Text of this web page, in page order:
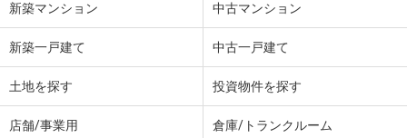
新築マンション 中古マンション
新築一戸建て 中古一戸建て
土地を探す 投資物件を探す
店舗/事業用 倉庫/トランクルーム